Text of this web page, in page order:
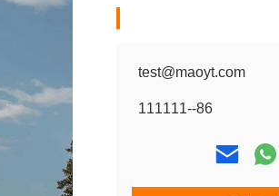
test@maoyt.com
86--111111